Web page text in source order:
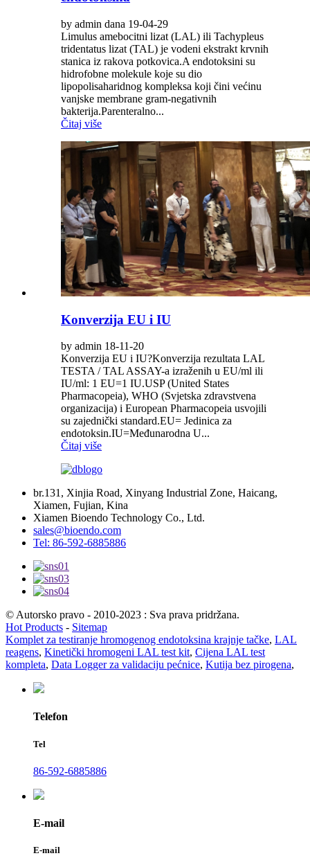
by admin dana 19-04-29
Limulus amebocitni lizat (LAL) ili Tachypleus
tridentatus lizat (TAL) je vodeni ekstrakt krvnih
stanica iz rakova potkovica.A endotoksini su
hidrofobne molekule koje su dio
lipopolisaharidnog kompleksa koji čini većinu
vanjske membrane gram-negativnih
bakterija.Parenteralno...
Čitaj više
Konverzija EU i IU
by admin 18-11-20
Konverzija EU i IU?Konverzija rezultata LAL
TESTA / TAL ASSAY-a izraženih u EU/ml ili
IU/ml: 1 EU=1 IU.USP (United States
Pharmacopeia), WHO (Svjetska zdravstvena
organizacija) i European Pharmacopeia usvojili
su zajednički standard.EU= Jedinica za
endotoksin.IU=Međunarodna U...
Čitaj više
br.131, Xinjia Road, Xinyang Industrial Zone, Haicang,
Xiamen, Fujian, Kina
Xiamen Bioendo Technology Co., Ltd.
sales@bioendo.com
Tel: 86-592-6885886
© Autorsko pravo - 2010-2023 : Sva prava pridržana.
Hot Products - Sitemap
Komplet za testiranje hromogenog endotoksina krajnje tačke, LAL
reagens, Kinetički hromogeni LAL test kit, Cijena LAL test
kompleta, Data Logger za validaciju pećnice, Kutija bez pirogena,
Telefon
Tel
86-592-6885886
E-mail
E-mail